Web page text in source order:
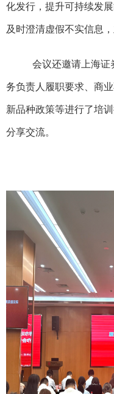
化发行，提升可持续发展
及时澄清虚假不实信息
会议还邀请上海证
务负责人履职要求、 商
新品种政策等进行了培
分享交流。